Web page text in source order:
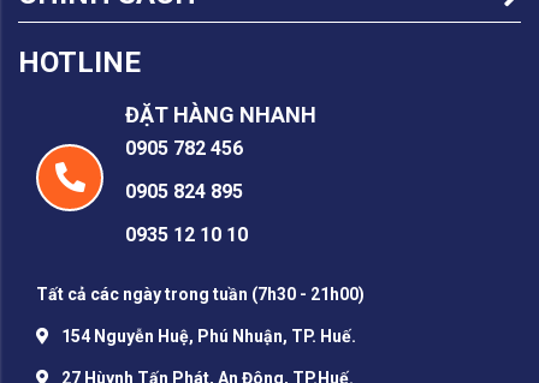
HOTLINE
ĐẶT HÀNG NHANH
0905 782 456
0905 824 895
0935 12 10 10
Tất cả các ngày trong tuần (7h30 - 21h00)
154 Nguyễn Huệ, Phú Nhuận, TP. Huế.
27 Hùynh Tấn Phát, An Đông, TP.Huế.